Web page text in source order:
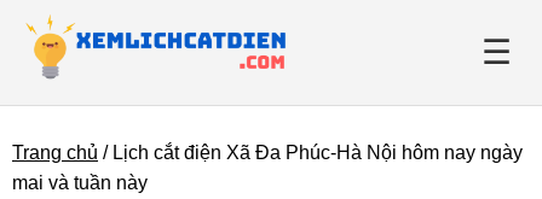
☰
Giới thiệu
Trang chủ / Lịch cắt điện Xã Đa Phúc-Hà Nội hôm nay ngày
mai và tuần này